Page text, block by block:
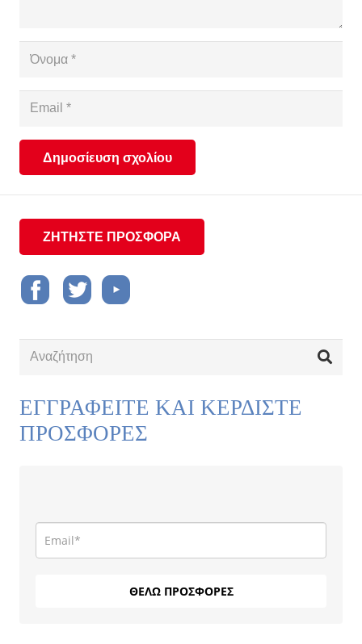
Δημοσίευση σχολίου
ΖΗΤΗΣΤΕ ΠΡΟΣΦΟΡΑ
ΕΓΓΡΑΦΕΙΤΕ ΚΑΙ ΚΕΡΔΙΣΤΕ
ΠΡΟΣΦΟΡΕΣ
ΘΕΛΩ ΠΡΟΣΦΟΡΕΣ